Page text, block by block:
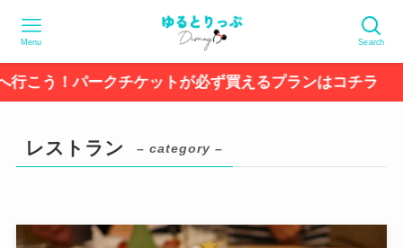
Search
Menu
クチケットが必ず買えるプランはコチラ
レストラン – category –